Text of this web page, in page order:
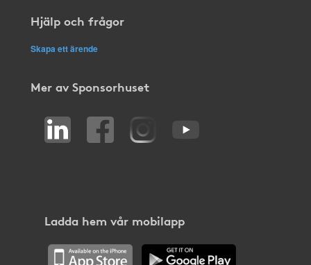
Hjälp och frågor
Skapa ett ärende
Mer av Sponsorhuset
Ladda hem vår mobilapp